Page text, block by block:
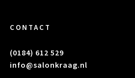
CONTACT
(0184) 612 529
info@salonkraag.nl